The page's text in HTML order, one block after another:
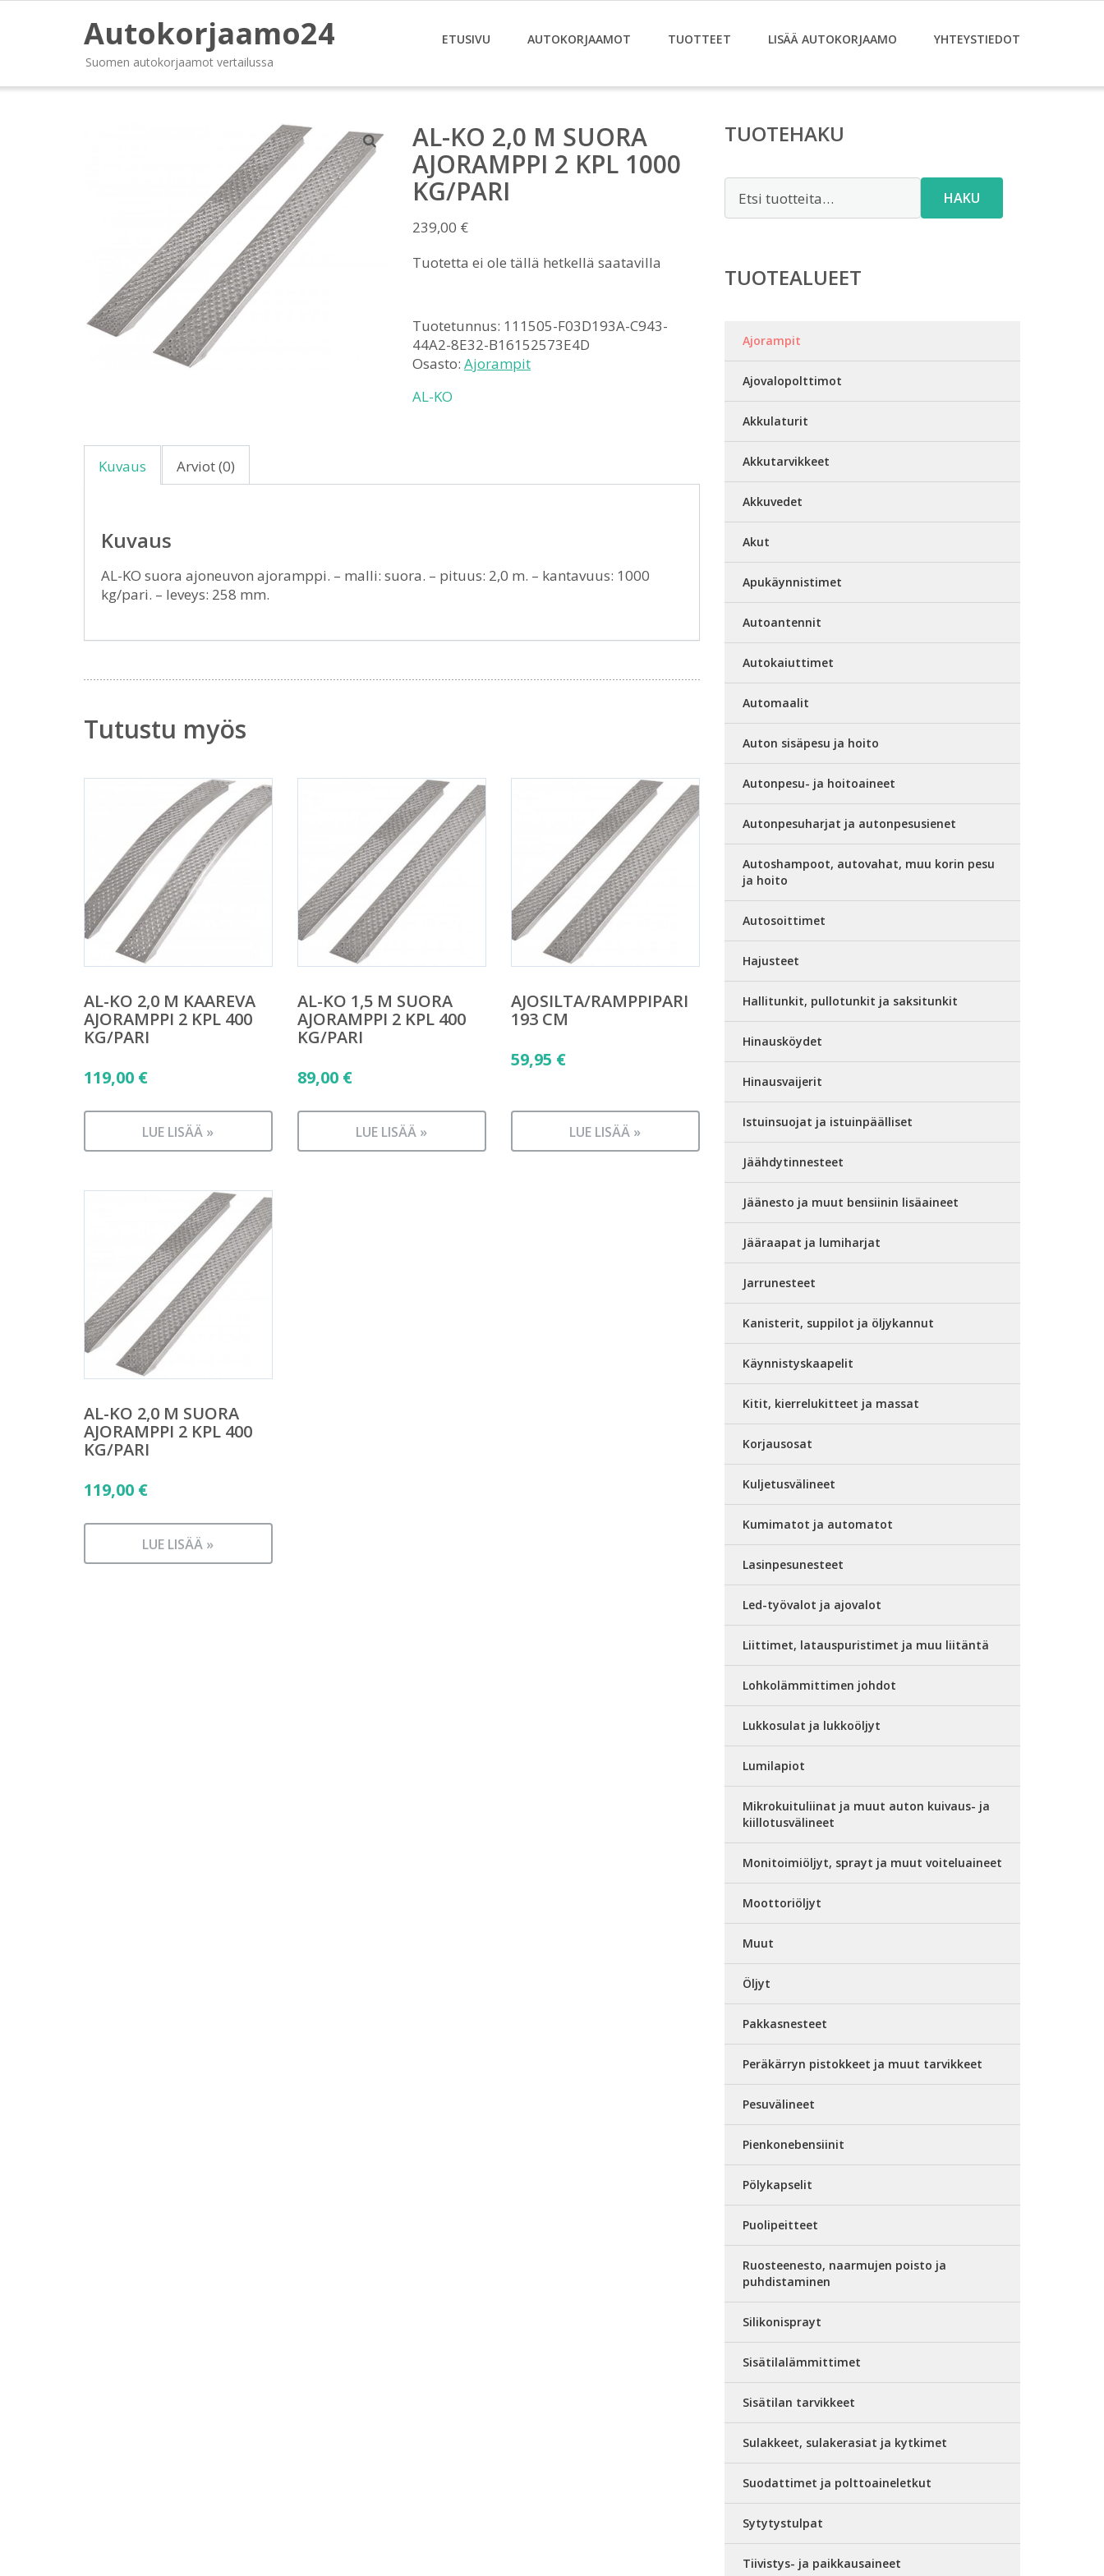
Autokorjaamo24
Suomen autokorjaamot vertailussa
ETUSIVU AUTOKORJAAMOT TUOTTEET LISÄÄ AUTOKORJAAMO YHTEYSTIEDOT
AL-KO 2,0 M SUORA
AJORAMPPI 2 KPL 1000
KG/PARI
239,00 €
Tuotetta ei ole tällä hetkellä saatavilla
Tuotetunnus: 111505-F03D193A-C943-
44A2-8E32-B16152573E4D
Osasto: Ajorampit
AL-KO
Kuvaus Arviot (0)
Kuvaus
AL-KO suora ajoneuvon ajoramppi. – malli: suora. – pituus: 2,0 m. – kantavuus: 1000
kg/pari. – leveys: 258 mm.
Tutustu myös
AL-KO 2,0 M KAAREVA
AJORAMPPI 2 KPL 400
KG/PARI
119,00 €
LUE LISÄÄ »
AL-KO 1,5 M SUORA
AJORAMPPI 2 KPL 400
KG/PARI
89,00 €
LUE LISÄÄ »
AJOSILTA/RAMPPIPARI
193 CM
59,95 €
LUE LISÄÄ »
AL-KO 2,0 M SUORA
AJORAMPPI 2 KPL 400
KG/PARI
119,00 €
LUE LISÄÄ »
TUOTEHAKU
HAKU
TUOTEALUEET
Ajorampit
Ajovalopolttimot
Akkulaturit
Akkutarvikkeet
Akkuvedet
Akut
Apukäynnistimet
Autoantennit
Autokaiuttimet
Automaalit
Auton sisäpesu ja hoito
Autonpesu- ja hoitoaineet
Autonpesuharjat ja autonpesusienet
Autoshampoot, autovahat, muu korin pesu
ja hoito
Autosoittimet
Hajusteet
Hallitunkit, pullotunkit ja saksitunkit
Hinausköydet
Hinausvaijerit
Istuinsuojat ja istuinpäälliset
Jäähdytinnesteet
Jäänesto ja muut bensiinin lisäaineet
Jääraapat ja lumiharjat
Jarrunesteet
Kanisterit, suppilot ja öljykannut
Käynnistyskaapelit
Kitit, kierrelukitteet ja massat
Korjausosat
Kuljetusvälineet
Kumimatot ja automatot
Lasinpesunesteet
Led-työvalot ja ajovalot
Liittimet, latauspuristimet ja muu liitäntä
Lohkolämmittimen johdot
Lukkosulat ja lukkoöljyt
Lumilapiot
Mikrokuituliinat ja muut auton kuivaus- ja
kiillotusvälineet
Monitoimiöljyt, sprayt ja muut voiteluaineet
Moottoriöljyt
Muut
Öljyt
Pakkasnesteet
Peräkärryn pistokkeet ja muut tarvikkeet
Pesuvälineet
Pienkonebensiinit
Pölykapselit
Puolipeitteet
Ruosteenesto, naarmujen poisto ja
puhdistaminen
Silikonisprayt
Sisätilalämmittimet
Sisätilan tarvikkeet
Sulakkeet, sulakerasiat ja kytkimet
Suodattimet ja polttoaineletkut
Sytytystulpat
Tiivistys- ja paikkausaineet